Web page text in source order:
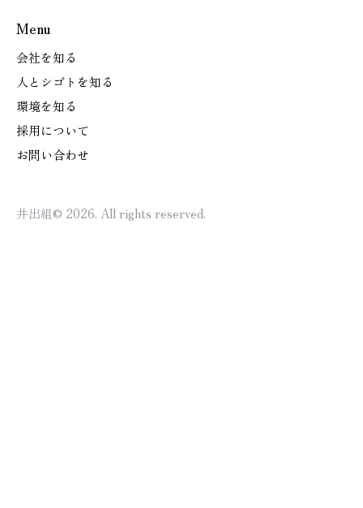
Menu
会社を知る
人とシゴトを知る
環境を知る
採用について
お問い合わせ
井出組© 2026. All rights reserved.